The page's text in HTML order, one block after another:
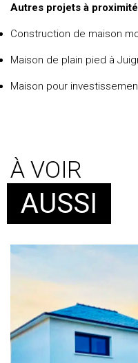
Autres projets à
Construction de maison
Maison de plain pied à
Maison pour
À VOIR
AUSSI